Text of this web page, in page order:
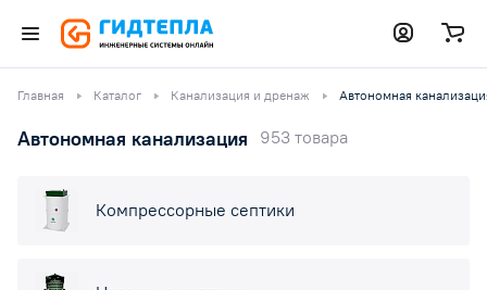
Главная Каталог Канализация и дренаж Автономная
Автономная канализация 953 товара
Компрессорные септики